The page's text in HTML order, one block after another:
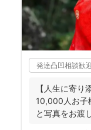
発達凸凹相談歓
【人生に寄り
10,000人お子
と写真をお渡